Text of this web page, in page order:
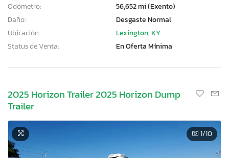
Odómetro:
56,652 mi (Exento)
Daño:
Desgaste Normal
Ubicación:
Lexington, KY
Status de Venta:
En Oferta Mínima
2025 Horizon Trailer 2025 Horizon Dump
Trailer
1/10